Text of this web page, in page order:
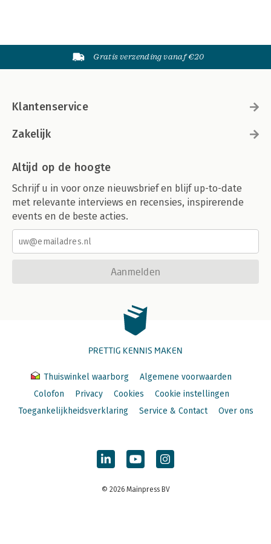
Gratis verzending vanaf €20
Klantenservice
Zakelijk
Altijd op de hoogte
Schrijf u in voor onze nieuwsbrief en blijf up-to-date
met relevante interviews en recensies, inspirerende
events en de beste acties.
Aanmelden
PRETTIG KENNIS MAKEN
Thuiswinkel waarborg
Algemene voorwaarden
Colofon
Privacy Cookies
Cookie instellingen
Toegankelijkheidsverklaring
Service & Contact Over ons
© 2026 Mainpress BV